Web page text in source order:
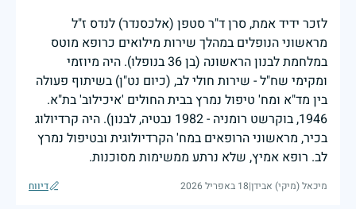
לזכר ידיד אמת, סרן ד"ר סטפן (אלכסנדר) לנדס ז"ל
מראשוני הנופלים במהלך שירות מילואים כרופא מוטס
במלחמת לבנון הראשונה (בן 36 בנופלו). היה מיוזמי
ומקימי שח"ל - שירות חולי לב, (כיום נט"ן) בשיתוף פעולה
בין מד"א ומח' טיפול נמרץ בבית החולים 'איכילוב' בת"א.
1946, בוקרשט רומניה - 1982 נבטיה, לבנון). היה קרדיולוג
בכיר, מראשוני הרופאים במח' הקרדיולוגית ובטיפול נמרץ
לב. רופא אמיץ, שלא נרתע ממשימות מסוכנות.
מיכאל (מיקי) אבידן|18 באפריל 2026 דיווח